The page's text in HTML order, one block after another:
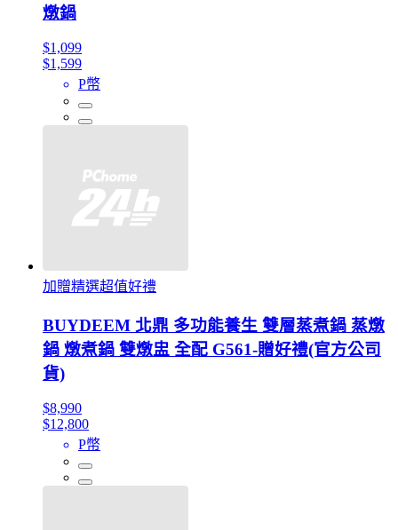
燉鍋
$1,099
$1,599
P幣
加贈精選超值好禮
BUYDEEM 北鼎 多功能養生 雙層蒸煮鍋 蒸燉
鍋 燉煮鍋 雙燉盅 全配 G561-贈好禮(官方公司
貨)
$8,990
$12,800
P幣